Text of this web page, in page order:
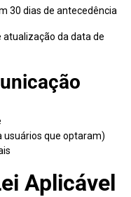
30 dias de antecedência
atualização da data de
usuários que optaram)
Aplicável